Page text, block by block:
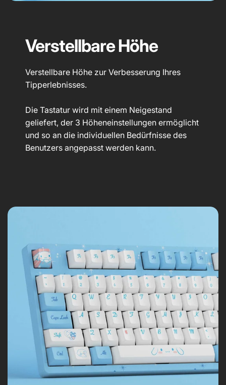
Verstellbare Höhe
Verstellbare Höhe zur Verbesserung Ihres
Tipperlebnisses.
Die Tastatur wird mit einem Neigestand
geliefert, der 3 Höheneinstellungen ermöglicht
und so an die individuellen Bedürfnisse des
Benutzers angepasst werden kann.